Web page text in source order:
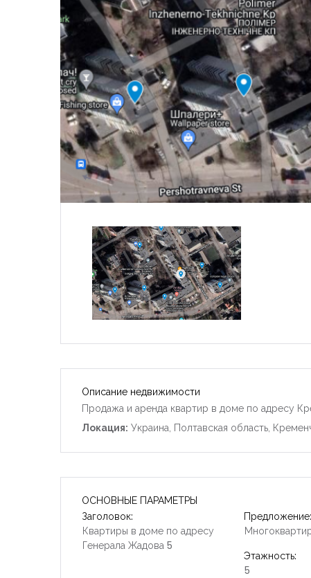
Описание недвижимости
Продажа и аренда квартир в доме по адресу
Локация: Украина, Полтавская область,
ОСНОВНЫЕ ПАРАМЕТРЫ
Заголовок:
Квартиры в доме по адресу
Генерала Жадова 5
Предложение:
Этажность:
5